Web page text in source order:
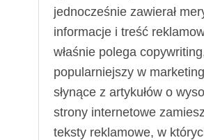
jednocześnie zawierał
informacje i treść
właśnie polega
popularniejszy w
słynące z artykułów o
strony internetowe
teksty reklamowe, w